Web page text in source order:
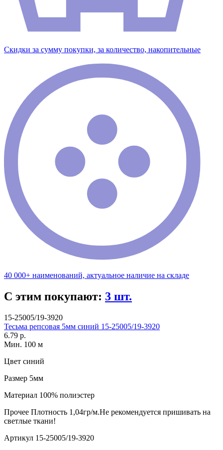
Скидки за сумму покупки, за количество, накопительные
40 000+ наименований, актуальное наличие на складе
С этим покупают: 3 шт.
15-25005/19-3920
Тесьма репсовая 5мм синий 15-25005/19-3920
6.79 р.
Мин. 100 м
Цвет синий
Размер 5мм
Материал 100% полиэстер
Прочее Плотность 1,04гр/м.Не рекомендуется пришивать на
светлые ткани!
Артикул 15-25005/19-3920